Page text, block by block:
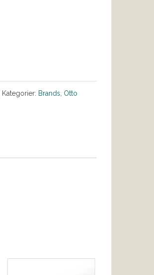
Kategorier: Brands Otto